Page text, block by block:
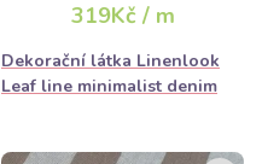
319Kč / m
Dekorační látka Linenlook
Leaf line minimalist denim